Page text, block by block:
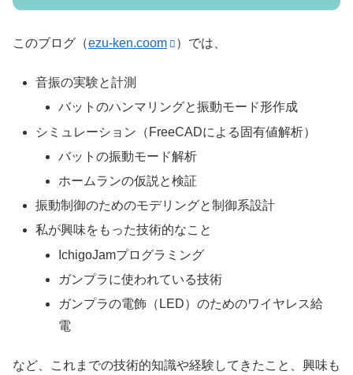
このブログ（ezu-ken.coom ）では、
音振の実験と計測
バットのハンマリングと振動モード形作成
シミュレーション（FreeCADによる固有値解析）
バットの振動モード解析
ホームランの仮説と検証
振動制御のためのモデリングと制御系設計
私が興味をもった技術的なこと
IchigoJamプログラミング
ガンプラに使われている技術
ガンプラの電飾（LED）のためのワイヤレス給
電
など、これまでの技術的知識や経験してきたこと、興味も